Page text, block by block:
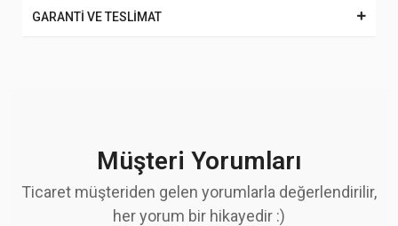
GARANTİ VE TESLİMAT
Müşteri Yorumları
Ticaret müşteriden gelen yorumlarla değerlendirilir,
her yorum bir hikayedir :)